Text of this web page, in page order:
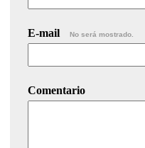
E-mail No será mostrado.
Comentario